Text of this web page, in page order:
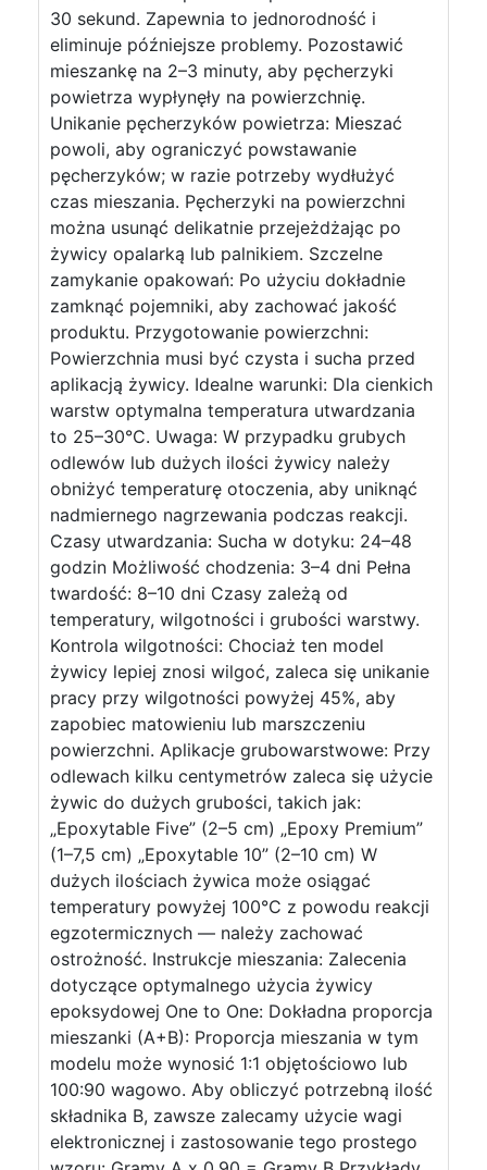
30 sekund. Zapewnia to jednorodność i
eliminuje późniejsze problemy. Pozostawić
mieszankę na 2–3 minuty, aby pęcherzyki
powietrza wypłynęły na powierzchnię.
Unikanie pęcherzyków powietrza: Mieszać
powoli, aby ograniczyć powstawanie
pęcherzyków; w razie potrzeby wydłużyć
czas mieszania. Pęcherzyki na powierzchni
można usunąć delikatnie przejeżdżając po
żywicy opalarką lub palnikiem. Szczelne
zamykanie opakowań: Po użyciu dokładnie
zamknąć pojemniki, aby zachować jakość
produktu. Przygotowanie powierzchni:
Powierzchnia musi być czysta i sucha przed
aplikacją żywicy. Idealne warunki: Dla cienkich
warstw optymalna temperatura utwardzania
to 25–30°C. Uwaga: W przypadku grubych
odlewów lub dużych ilości żywicy należy
obniżyć temperaturę otoczenia, aby uniknąć
nadmiernego nagrzewania podczas reakcji.
Czasy utwardzania: Sucha w dotyku: 24–48
godzin Możliwość chodzenia: 3–4 dni Pełna
twardość: 8–10 dni Czasy zależą od
temperatury, wilgotności i grubości warstwy.
Kontrola wilgotności: Chociaż ten model
żywicy lepiej znosi wilgoć, zaleca się unikanie
pracy przy wilgotności powyżej 45%, aby
zapobiec matowieniu lub marszczeniu
powierzchni. Aplikacje grubowarstwowe: Przy
odlewach kilku centymetrów zaleca się użycie
żywic do dużych grubości, takich jak:
„Epoxytable Five” (2–5 cm) „Epoxy Premium”
(1–7,5 cm) „Epoxytable 10” (2–10 cm) W
dużych ilościach żywica może osiągać
temperatury powyżej 100°C z powodu reakcji
egzotermicznych — należy zachować
ostrożność. Instrukcje mieszania: Zalecenia
dotyczące optymalnego użycia żywicy
epoksydowej One to One: Dokładna proporcja
mieszanki (A+B): Proporcja mieszania w tym
modelu może wynosić 1:1 objętościowo lub
100:90 wagowo. Aby obliczyć potrzebną ilość
składnika B, zawsze zalecamy użycie wagi
elektronicznej i zastosowanie tego prostego